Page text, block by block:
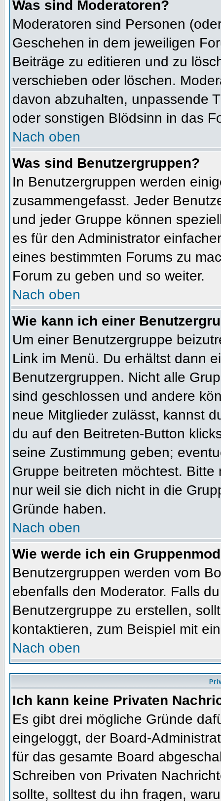
Was sind Moderatoren?
Moderatoren sind Personen
Geschehen in dem jeweiligen
Beiträge zu editieren und zu
verschieben oder löschen.
davon abzuhalten, unpassende
oder sonstigen Blödsinn in das
Nach oben
Was sind Benutzergruppen?
In Benutzergruppen werden
zusammengefasst. Jeder
und jeder Gruppe können
es für den Administrator
eines bestimmten Forums zu
Forum zu geben und so weiter.
Nach oben
Wie kann ich einer
Um einer Benutzergruppe
Link im Menü. Du erhältst dann
Benutzergruppen. Nicht alle
sind geschlossen und andere
neue Mitglieder zulässt, kannst
du auf den Beitreten-Button
seine Zustimmung geben;
Gruppe beitreten möchtest.
nur weil sie dich nicht in die
Gründe haben.
Nach oben
Wie werde ich ein
Benutzergruppen werden vom
ebenfalls den Moderator. Falls
Benutzergruppe zu erstellen,
kontaktieren, zum Beispiel mit
Nach oben
Ich kann keine Privaten
Es gibt drei mögliche Gründe
eingeloggt, der Board-
für das gesamte Board
Schreiben von Privaten
sollte, solltest du ihn fragen,